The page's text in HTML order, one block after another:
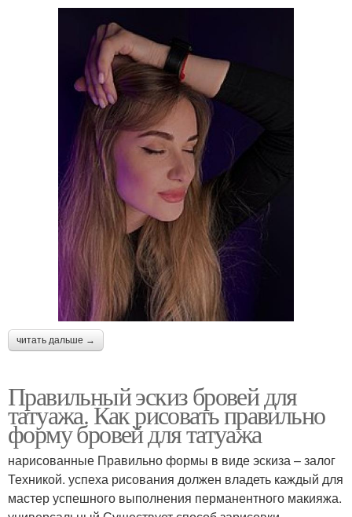
читать дальше →
Правильный эскиз бровей для
татуажа. Как рисовать правильно
форму бровей для татуажа
нарисованные Правильно формы в виде эскиза – залог
Техникой. успеха рисования должен владеть каждый для
мастер успешного выполнения перманентного макияжа.